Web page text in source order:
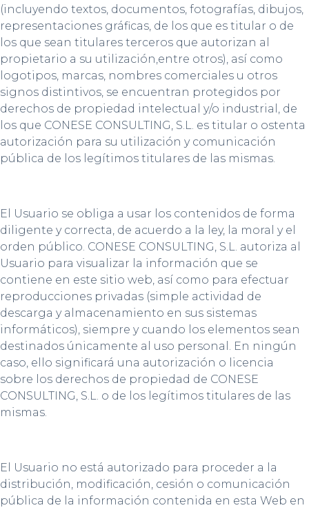
(incluyendo textos, documentos, fotografías, dibujos,
representaciones gráficas, de los que es titular o de
los que sean titulares terceros que autorizan al
propietario a su utilización,entre otros), así como
logotipos, marcas, nombres comerciales u otros
signos distintivos, se encuentran protegidos por
derechos de propiedad intelectual y/o industrial, de
los que CONESE CONSULTING, S.L. es titular o ostenta
autorización para su utilización y comunicación
pública de los legítimos titulares de las mismas.
El Usuario se obliga a usar los contenidos de forma
diligente y correcta, de acuerdo a la ley, la moral y el
orden público. CONESE CONSULTING, S.L. autoriza al
Usuario para visualizar la información que se
contiene en este sitio web, así como para efectuar
reproducciones privadas (simple actividad de
descarga y almacenamiento en sus sistemas
informáticos), siempre y cuando los elementos sean
destinados únicamente al uso personal. En ningún
caso, ello significará una autorización o licencia
sobre los derechos de propiedad de CONESE
CONSULTING, S.L. o de los legítimos titulares de las
mismas.
El Usuario no está autorizado para proceder a la
distribución, modificación, cesión o comunicación
pública de la información contenida en esta Web en